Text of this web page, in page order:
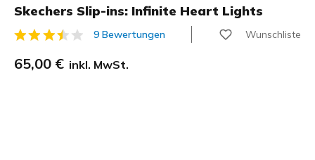
Skechers Slip-ins: Infinite Heart Lights
3,9 von 5 Kundenbewertungen
9 Bewertungen Wunschliste
65,00 € inkl. MwSt.